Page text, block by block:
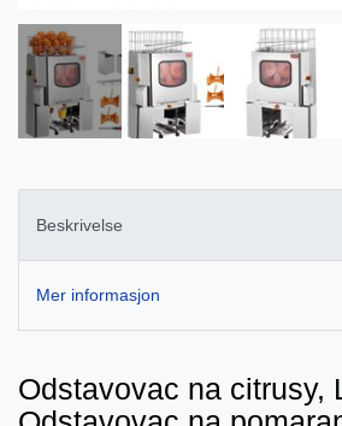
Beskrivelse
Mer informasjon
Odstavovac na citrusy,